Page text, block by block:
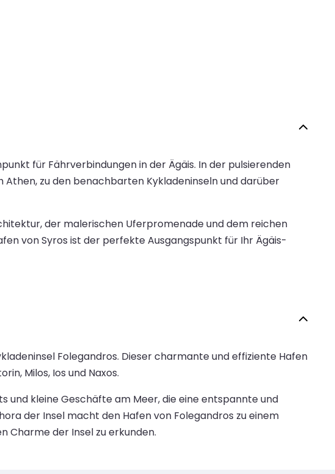
für Fährverbindungen in der Ägäis. In der pulsierenden
zu den benachbarten Kykladeninseln und darüber
der malerischen Uferpromenade und dem reichen
von Syros ist der perfekte Ausgangspunkt für Ihr Ägäis-
Folegandros. Dieser charmante und effiziente Hafen
Milos, Ios und Naxos.
und kleine Geschäfte am Meer, die eine entspannte und
der Insel macht den Hafen von Folegandros zu einem
Charme der Insel zu erkunden.